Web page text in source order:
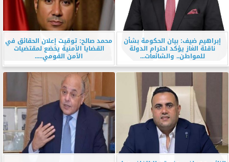
إبراهيم ضيف: بيان الحكومة بشأن
ناقلة الغاز يؤكد احترام الدولة
للمواطن.. والشائعات...
محمد صالح: توقيت إعلان الحقائق في
القضايا الأمنية يخضع لمقتضيات
الأمن القومي.....